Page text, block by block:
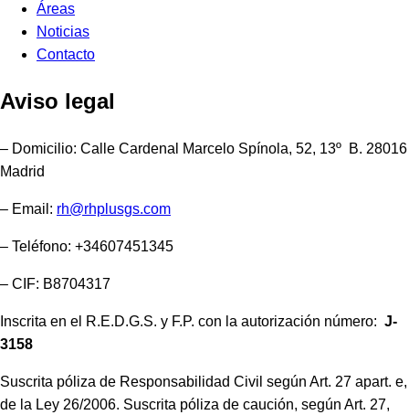
Áreas
Noticias
Contacto
Aviso legal
– Domicilio: Calle Cardenal Marcelo Spínola, 52, 13º B. 28016
Madrid
– Email: rh@rhplusgs.com
– Teléfono: +34607451345
– CIF: B8704317
Inscrita en el R.E.D.G.S. y F.P. con la autorización número: J-
3158
Suscrita póliza de Responsabilidad Civil según Art. 27 apart. e,
de la Ley 26/2006. Suscrita póliza de caución, según Art. 27,